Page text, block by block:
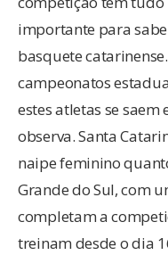
importante para
basquete
campeonatos
estes atletas se saem
observa. Santa
naipe feminino
Grande do Sul, com
completam a
treinam desde o dia